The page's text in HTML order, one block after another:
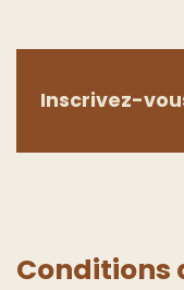
Inscrivez-
Conditions